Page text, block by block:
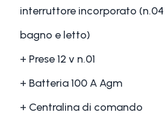
interruttore incorporato
bagno e letto)
+ Prese 12 v n.01
+ Batteria 100 A Agm
+ Centralina di comando